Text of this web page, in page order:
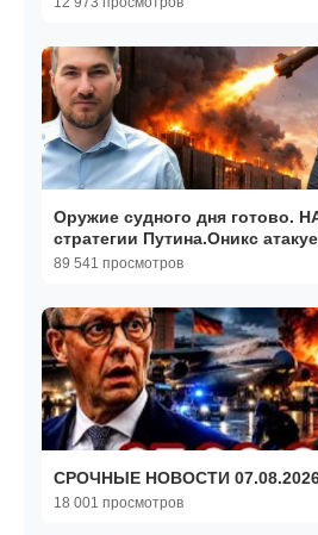
Оружие судного дня готово.
стратегии Путина.Оникс
западным оружием
89 541 просмотров
СРОЧНЫЕ НОВОСТИ
18 001 просмотров